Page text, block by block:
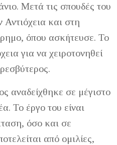
Μετά τις σπουδές του
Αντιόχεια και στη
όπου ασκήτευσε. Το
για να χειροτονηθεί
αναδείχθηκε σε μέγιστο
Το έργο του είναι
όσο και σε
από ομιλίες,